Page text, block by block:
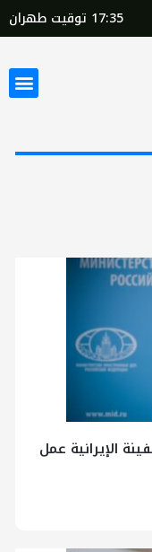
17:35 توقيت طهران
الإيرانية عمل